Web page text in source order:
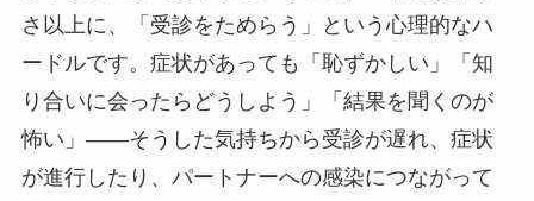
さ以上に、「受診をためらう」という心理的なハ
ードルです。症状があっても「恥ずかしい」「知
り合いに会ったらどうしよう」「結果を聞くのが
怖い」——そうした気持ちから受診が遅れ、症状
が進行したり、パートナーへの感染につながって